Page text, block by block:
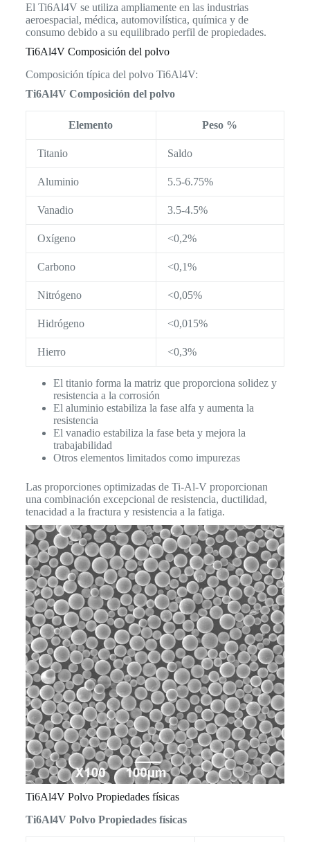
El Ti6Al4V se utiliza ampliamente en las industrias
aeroespacial, médica, automovilística, química y de
consumo debido a su equilibrado perfil de propiedades.
Ti6Al4V Composición del polvo
Composición típica del polvo Ti6Al4V:
Ti6Al4V Composición del polvo
Elemento Peso %
Titanio Saldo
Aluminio 5.5-6.75%
Vanadio 3.5-4.5%
Oxígeno <0,2%
Carbono <0,1%
Nitrógeno <0,05%
Hidrógeno <0,015%
Hierro <0,3%
El titanio forma la matriz que proporciona solidez y
resistencia a la corrosión
El aluminio estabiliza la fase alfa y aumenta la
resistencia
El vanadio estabiliza la fase beta y mejora la
trabajabilidad
Otros elementos limitados como impurezas
Las proporciones optimizadas de Ti-Al-V proporcionan
una combinación excepcional de resistencia, ductilidad,
tenacidad a la fractura y resistencia a la fatiga.
Ti6Al4V Polvo Propiedades físicas
Ti6Al4V Polvo Propiedades físicas